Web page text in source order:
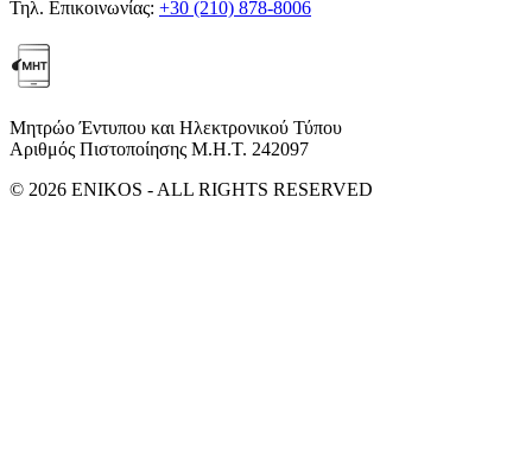
Τηλ. Επικοινωνίας: +30 (210) 878-8006
Μητρώο Έντυπου και Ηλεκτρονικού Τύπου
Αριθμός Πιστοποίησης Μ.Η.Τ. 242097
© 2026 ENIKOS - ALL RIGHTS RESERVED